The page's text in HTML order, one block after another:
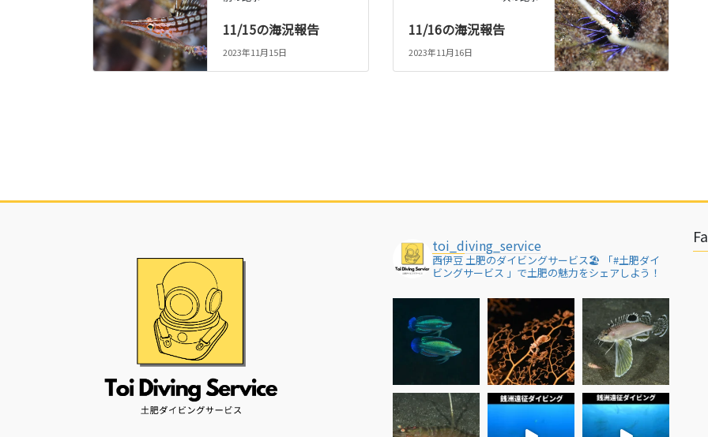
11/15の海況報告
2023年11月15日
11/16の海況報告
2023年11月16日
toi_diving_service
西伊豆 土肥のダイビングサービス🏖
「#土肥ダイ
ビングサービス 」で土肥の魅力をシェアしよう！